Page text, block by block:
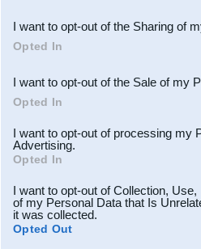
Downstream Participants
third parties.
I want to opt-out of the Sharing of
Opted In
I want to opt-out of the Sale of my
Opted In
I want to opt-out of processing my
Advertising.
Opted In
I want to opt-out of Collection,
of my Personal Data that Is
it was collected.
Opted Out